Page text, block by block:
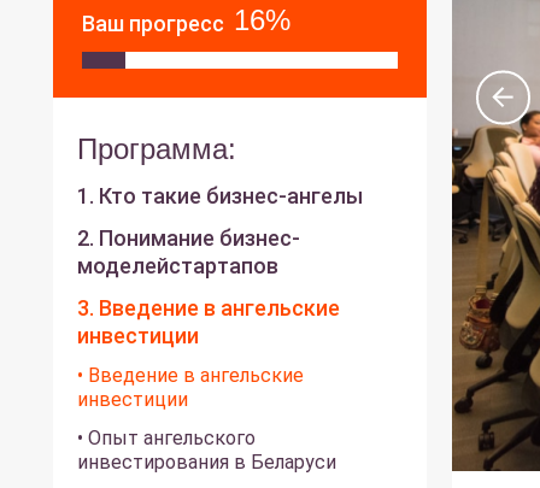
Ваш прогресс 16%
Программа:
1. Кто такие бизнес-ангелы
2. Понимание бизнес-
моделейстартапов
3. Введение в ангельские
инвестиции
• Введение в ангельские
инвестиции
• Опыт ангельского
инвестирования в Беларуси